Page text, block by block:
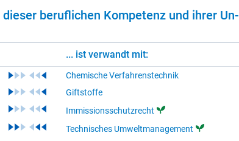
be­ruf­li­chen Kom­pe­tenz und ih­rer Un­
... ist verwandt mit:
Chemische Verfahrenstechnik
Giftstoffe
Immissionsschutzrecht
Technisches Umweltmanagement